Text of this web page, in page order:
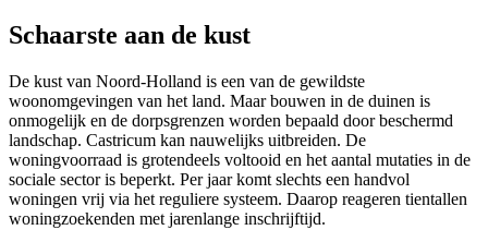
Schaarste aan de kust
De kust van Noord-Holland is een van de gewildste
woonomgevingen van het land. Maar bouwen in de duinen is
onmogelijk en de dorpsgrenzen worden bepaald door beschermd
landschap. Castricum kan nauwelijks uitbreiden. De
woningvoorraad is grotendeels voltooid en het aantal mutaties in de
sociale sector is beperkt. Per jaar komt slechts een handvol
woningen vrij via het reguliere systeem. Daarop reageren tientallen
woningzoekenden met jarenlange inschrijftijd.